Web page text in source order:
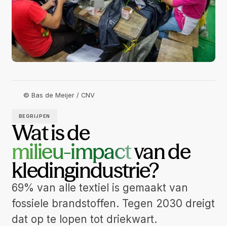
© Bas de Meijer / CNV
BEGRIJPEN
Wat isde
milieu-impactvan de
kledingindustrie?
69% van alle textiel is gemaakt van
fossiele brandstoffen. Tegen 2030 dreigt
dat op te lopen tot driekwart.